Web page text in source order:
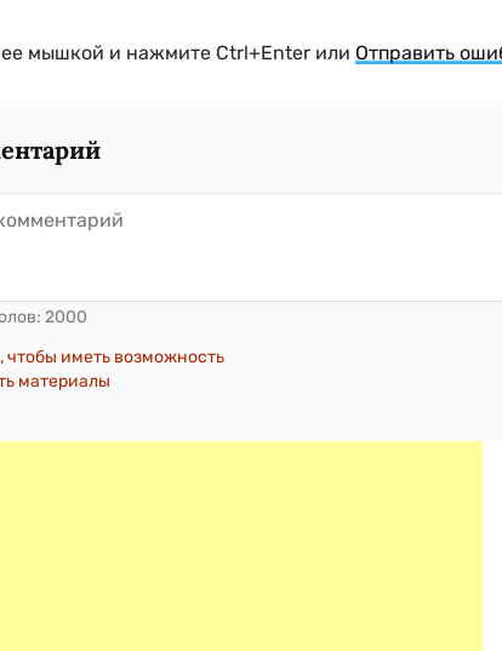
мышкой и нажмите Ctrl+Enter или Отправить
2000
чтобы иметь возможность
материалы